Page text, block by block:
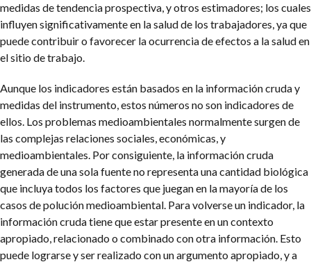
medidas de tendencia prospectiva, y otros estimadores; los cuales
influyen significativamente en la salud de los trabajadores, ya que
puede contribuir o favorecer la ocurrencia de efectos a la salud en
el sitio de trabajo.
Aunque los indicadores están basados en la información cruda y
medidas del instrumento, estos números no son indicadores de
ellos. Los problemas medioambientales normalmente surgen de
las complejas relaciones sociales, económicas, y
medioambientales. Por consiguiente, la información cruda
generada de una sola fuente no representa una cantidad biológica
que incluya todos los factores que juegan en la mayoría de los
casos de polución medioambiental. Para volverse un indicador, la
información cruda tiene que estar presente en un contexto
apropiado, relacionado o combinado con otra información. Esto
puede lograrse y ser realizado con un argumento apropiado, y a